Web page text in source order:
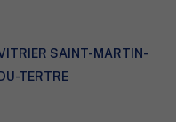
SAINT-MARTIN-
TERTRE